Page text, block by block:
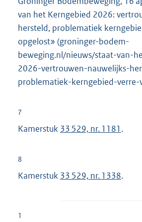
van het Kerngebied 2026:
hersteld, problematiek
opgelost» (groninger-bodem-
beweging.nl/nieuws/staat-van-
2026-vertrouwen-nauwelijks-
problematiek-kerngebied-
7
Kamerstuk 33 529, nr. 1181 .
8
Kamerstuk 33 529, nr. 1338.
1